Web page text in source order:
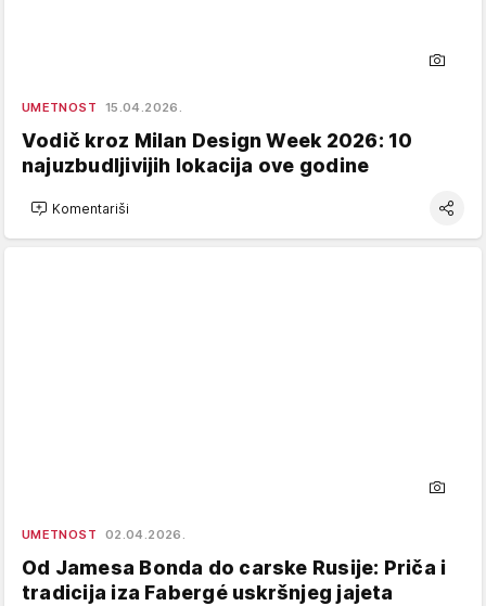
UMETNOST 15.04.2026.
Vodič kroz Milan Design Week 2026: 10
najuzbudljivijih lokacija ove godine
Komentariši
UMETNOST 02.04.2026.
Od Jamesa Bonda do carske Rusije: Priča i
tradicija iza Fabergé uskršnjeg jajeta